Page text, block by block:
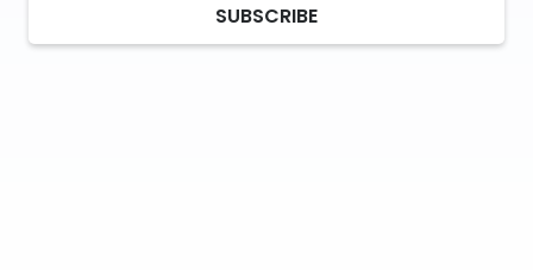
SUBSCRIBE